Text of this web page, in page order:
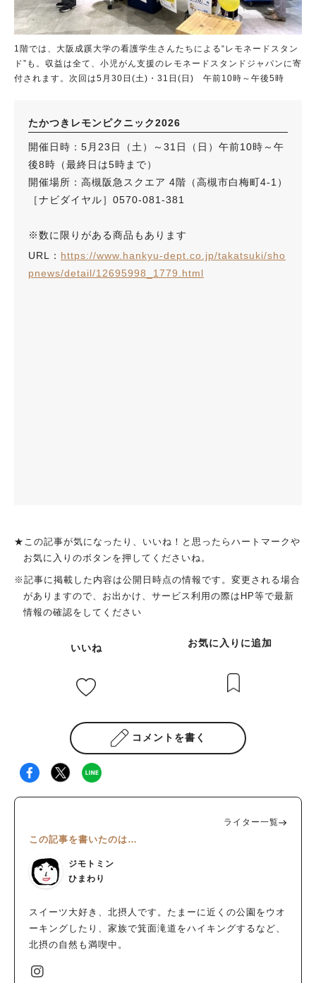
1階では、大阪成蹊大学の看護学生さんたちによる“レモネードスタン
ド”も。収益は全て、小児がん支援のレモネードスタンドジャパンに寄
付されます。次回は5月30日(土)・31日(日) 午前10時～午後5時
たかつきレモンピクニック2026
開催日時：5月23日（土）～31日（日）午前10時～午
後8時（最終日は5時まで）
開催場所：高槻阪急スクエア 4階（高槻市白梅町4-1）
［ナビダイヤル］0570-081-381
※数に限りがある商品もあります
URL： https://www.hankyu-dept.co.jp/takatsuki/sho
pnews/detail/12695998_1779.html
★この記事が気になったり、いいね！と思ったらハートマークや
お気に入りのボタンを押してくださいね。
※記事に掲載した内容は公開日時点の情報です。変更される場合
がありますので、お出かけ、サービス利用の際はHP等で最新
情報の確認をしてください
いいね お気に入りに追加
コメントを書く
ライター一覧
この記事を書いたのは…
ジモトミン
ひまわり
スイーツ大好き、北摂人です。たまーに近くの公園をウオ
ーキングしたり、家族で箕面滝道をハイキングするなど、
北摂の自然も満喫中。